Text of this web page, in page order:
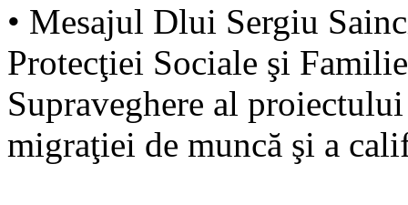
• Mesajul Dlui Sergiu
Protecţiei Sociale şi
Supraveghere al
migraţiei de muncă şi a